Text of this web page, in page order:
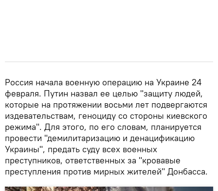
Россия начала военную операцию на Украине 24
февраля. Путин назвал ее целью "защиту людей,
которые на протяжении восьми лет подвергаются
издевательствам, геноциду со стороны киевского
режима". Для этого, по его словам, планируется
провести "демилитаризацию и денацификацию
Украины", предать суду всех военных
преступников, ответственных за "кровавые
преступления против мирных жителей" Донбасса.